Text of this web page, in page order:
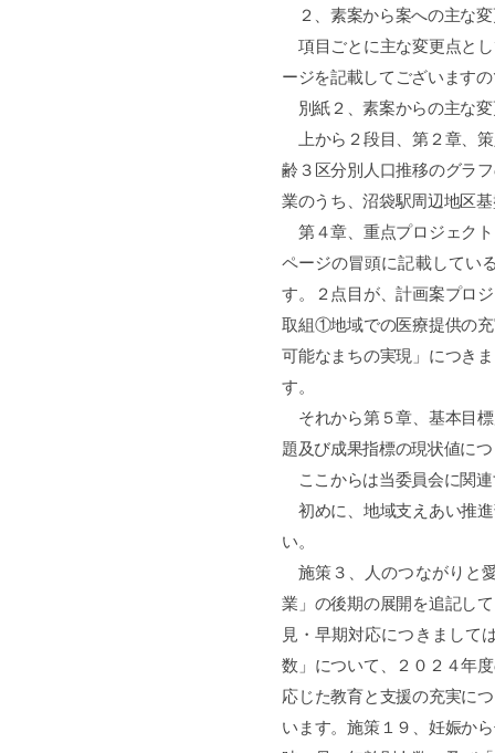
２、素案から案への主な
項目ごとに主な変更点と
ージを記載してございます
別紙２、素案からの主な
上から２段目、第２章、
齢３区分別人口推移のグラ
業のうち、沼袋駅周辺地区
第４章、重点プロジェク
ページの冒頭に記載してい
す。２点目が、計画案プロ
取組①地域での医療提供の
可能なまちの実現」につき
す。
それから第５章、基本目
題及び成果指標の現状値に
ここからは当委員会に関
初めに、地域支えあい推
い。
施策３、人のつながりと
業」の後期の展開を追記し
見・早期対応につきまして
数」について、２０２４年
応じた教育と支援の充実に
います。施策１９、妊娠か